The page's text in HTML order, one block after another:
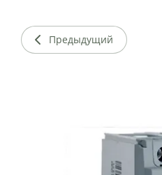
Предыдущий